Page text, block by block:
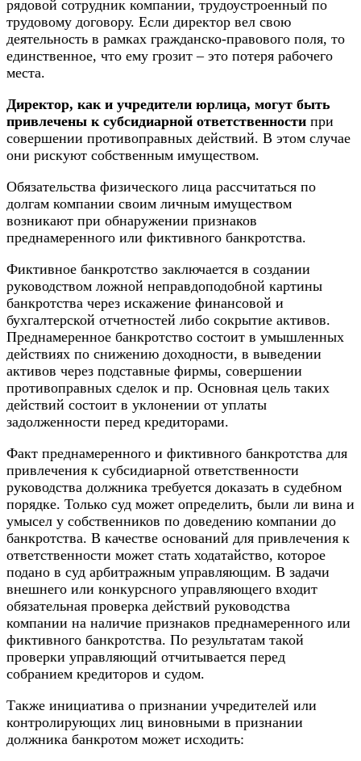
рядовой сотрудник компании, трудоустроенный по
трудовому договору. Если директор вел свою
деятельность в рамках гражданско-правового поля, то
единственное, что ему грозит – это потеря рабочего
места.
Директор, как и учредители юрлица, могут быть
привлечены к субсидиарной ответственности при
совершении противоправных действий. В этом случае
они рискуют собственным имуществом.
Обязательства физического лица рассчитаться по
долгам компании своим личным имуществом
возникают при обнаружении признаков
преднамеренного или фиктивного банкротства.
Фиктивное банкротство заключается в создании
руководством ложной неправдоподобной картины
банкротства через искажение финансовой и
бухгалтерской отчетностей либо сокрытие активов.
Преднамеренное банкротство состоит в умышленных
действиях по снижению доходности, в выведении
активов через подставные фирмы, совершении
противоправных сделок и пр. Основная цель таких
действий состоит в уклонении от уплаты
задолженности перед кредиторами.
Факт преднамеренного и фиктивного банкротства для
привлечения к субсидиарной ответственности
руководства должника требуется доказать в судебном
порядке. Только суд может определить, были ли вина и
умысел у собственников по доведению компании до
банкротства. В качестве оснований для привлечения к
ответственности может стать ходатайство, которое
подано в суд арбитражным управляющим. В задачи
внешнего или конкурсного управляющего входит
обязательная проверка действий руководства
компании на наличие признаков преднамеренного или
фиктивного банкротства. По результатам такой
проверки управляющий отчитывается перед
собранием кредиторов и судом.
Также инициатива о признании учредителей или
контролирующих лиц виновными в признании
должника банкротом может исходить: